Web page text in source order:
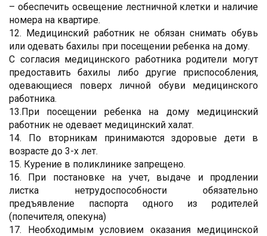
– обеспечить освещение лестничной клетки и наличие
номера на квартире.
12. Медицинский работник не обязан снимать обувь
или одевать бахилы при посещении ребенка на дому.
С согласия медицинского работника родители могут
предоставить бахилы либо другие приспособления,
одевающиеся поверх личной обуви медицинского
работника.
13.При посещении ребенка на дому медицинский
работник не одевает медицинский халат.
14. По вторникам принимаются здоровые дети в
возрасте до 3-х лет.
15. Курение в поликлинике запрещено.
16. При постановке на учет, выдаче и продлении
листка нетрудоспособности обязательно
предъявление паспорта одного из родителей
(попечителя, опекуна)
17. Необходимым условием оказания медицинской